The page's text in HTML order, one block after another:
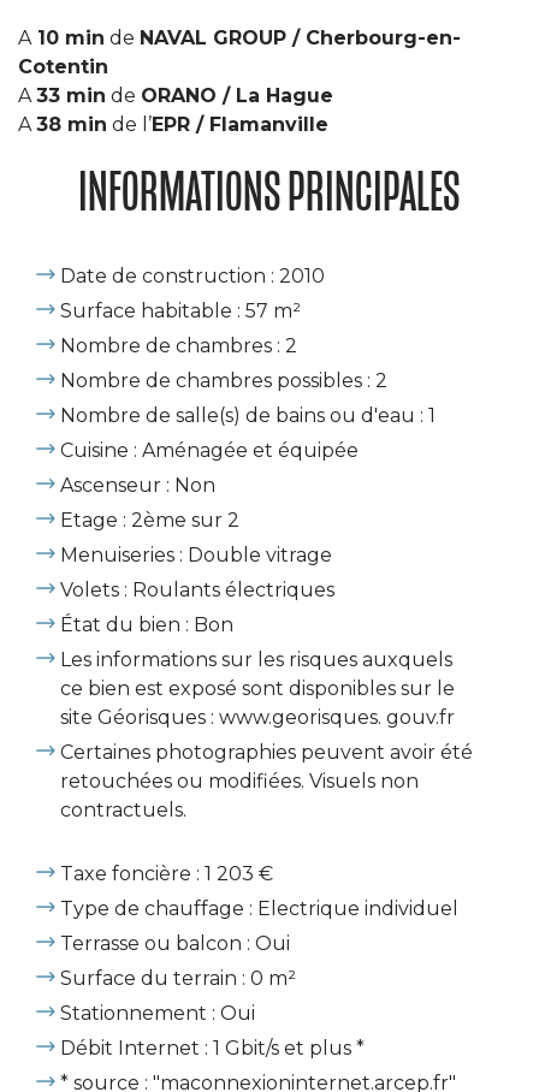
A 10 min de NAVAL GROUP / Cherbourg-en-
Cotentin
A 33 min de ORANO / La Hague
A 38 min de l’EPR / Flamanville
INFORMATIONS PRINCIPALES
Date de construction : 2010
Surface habitable : 57 m²
Nombre de chambres : 2
Nombre de chambres possibles : 2
Nombre de salle(s) de bains ou d'eau : 1
Cuisine : Aménagée et équipée
Ascenseur : Non
Etage : 2ème sur 2
Menuiseries : Double vitrage
Volets : Roulants électriques
État du bien : Bon
Les informations sur les risques auxquels
ce bien est exposé sont disponibles sur le
site Géorisques : www.georisques. gouv.fr
Certaines photographies peuvent avoir été
retouchées ou modifiées. Visuels non
contractuels.
Taxe foncière : 1 203 €
Type de chauffage : Electrique individuel
Terrasse ou balcon : Oui
Surface du terrain : 0 m²
Stationnement : Oui
Débit Internet : 1 Gbit/s et plus *
* source : "maconnexioninternet.arcep.fr"